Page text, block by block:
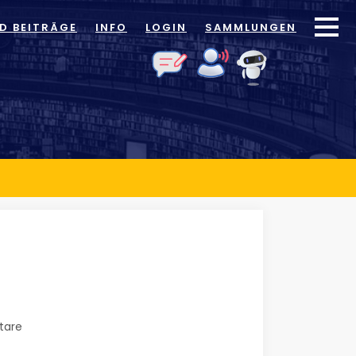
BEITRÄGE INFO LOGIN SAMMLUNGEN